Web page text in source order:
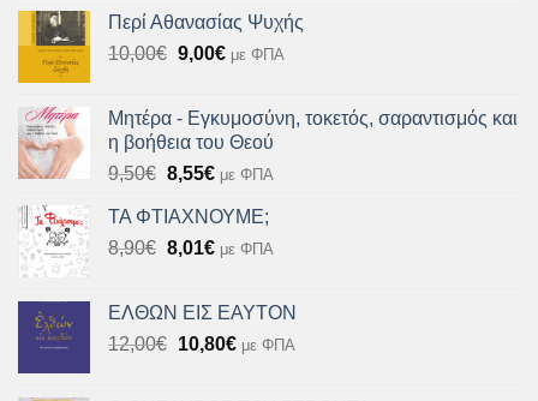
was:
12,00€.
τιμή
είναι:
Περί Αθανασίας Ψυχής
10,00€ Original
10,00€.
9,00€Η
είναι:
9,00€.
με ΦΠΑ
Μητέρα - Εγκυμοσύνη, τοκετός, σαραντισμός και
η βοήθεια του Θεού
9,50€ Original
was:
9,50€.
8,55€Η
τιμή
είναι:
με ΦΠΑ
ΤΑ ΦΤΙΑΧΝΟΥΜΕ;
8,90€ Original
8,90€.
8,01€Η
είναι:
8,01€.
με ΦΠΑ
ΕΛΘΩΝ ΕΙΣ ΕΑΥΤΟΝ
12,00€ Original
10,80€Ημε ΦΠΑ